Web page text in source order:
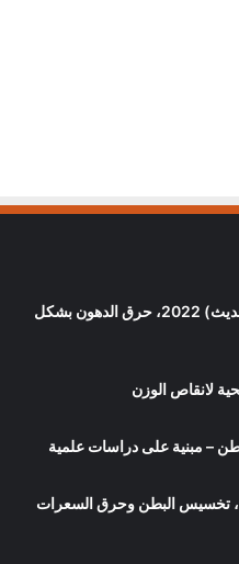
مراجعة مكمل إلترا أوميجا بورن (تحديث) 2022، حرق الدهون بشكل
مراجعة مكمل ليبو راش Liporush، تخسيس البطن وحرق السعرات